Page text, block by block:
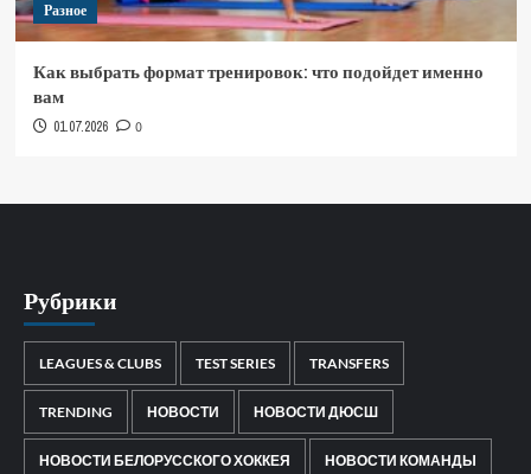
Разное
Как выбрать формат тренировок: что подойдет именно
вам
01.07.2026 0
Рубрики
LEAGUES & CLUBS TEST SERIES TRANSFERS
TRENDING НОВОСТИ НОВОСТИ ДЮСШ
НОВОСТИ БЕЛОРУССКОГО ХОККЕЯ НОВОСТИ КОМАНДЫ